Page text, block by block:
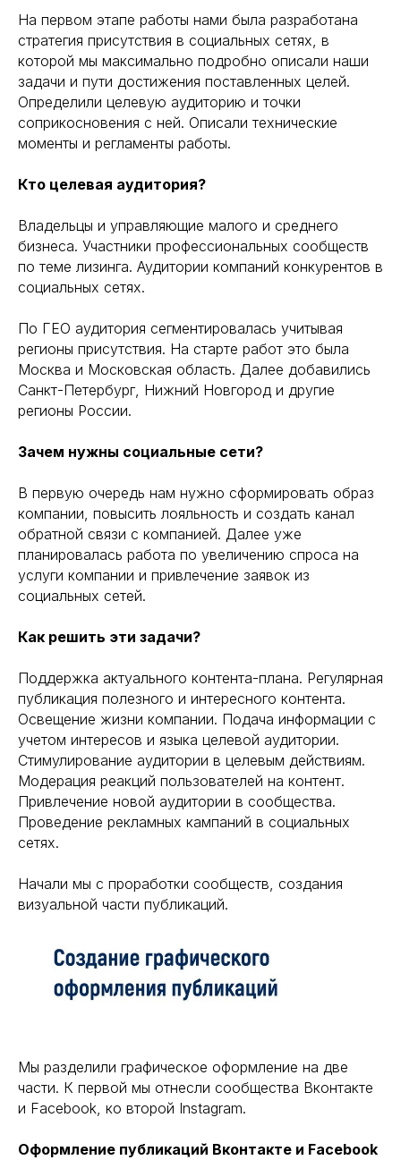
На первом этапе работы нами была разработана
стратегия присутствия в социальных сетях, в
которой мы максимально подробно описали наши
задачи и пути достижения поставленных целей.
Определили целевую аудиторию и точки
соприкосновения с ней. Описали технические
моменты и регламенты работы.
Кто целевая аудитория?
Владельцы и управляющие малого и среднего
бизнеса. Участники профессиональных сообществ
по теме лизинга. Аудитории компаний конкурентов в
социальных сетях.
По ГЕО аудитория сегментировалась учитывая
регионы присутствия. На старте работ это была
Москва и Московская область. Далее добавились
Санкт-Петербург, Нижний Новгород и другие
регионы России.
Зачем нужны социальные сети?
В первую очередь нам нужно сформировать образ
компании, повысить лояльность и создать канал
обратной связи с компанией. Далее уже
планировалась работа по увеличению спроса на
услуги компании и привлечение заявок из
социальных сетей.
Как решить эти задачи?
Поддержка актуального контента-плана. Регулярная
публикация полезного и интересного контента.
Освещение жизни компании. Подача информации с
учетом интересов и языка целевой аудитории.
Стимулирование аудитории в целевым действиям.
Модерация реакций пользователей на контент.
Привлечение новой аудитории в сообщества.
Проведение рекламных кампаний в социальных
сетях.
Начали мы с проработки сообществ, создания
визуальной части публикаций.
Мы разделили графическое оформление на две
части. К первой мы отнесли сообщества Вконтакте
и Facebook, ко второй Instagram.
Оформление публикаций Вконтакте и Facebook